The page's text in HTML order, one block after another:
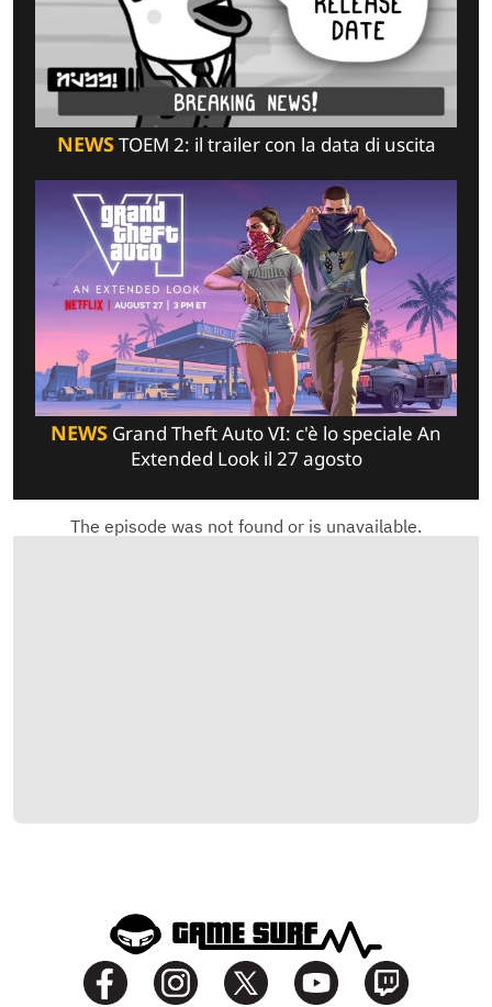
NEWSTOEM 2: il trailer con la data di uscita
NEWS Grand Theft Auto VI: c'è lo speciale An
Extended Look il 27 agosto